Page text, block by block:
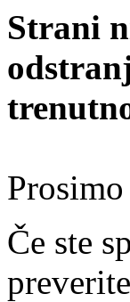
Strani
Če ste